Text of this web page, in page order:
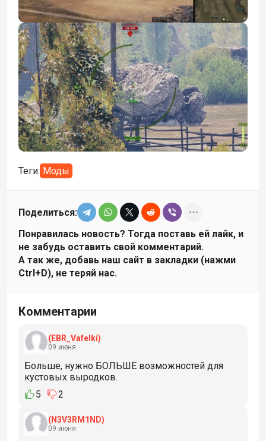
Теги: Моды
Поделиться:
Понравилась новость? Тогда поставь ей лайк, и
не забудь оставить свой комментарий.
А так же, добавь наш сайт в закладки (нажми
Ctrl+D), не теряй нас.
Комментарии
(EBR_Vafelki)
09 июня
Больше, нужно БОЛЬШЕ возможностей для
кустовых выродков.
5
2
(N3V3RM1ND)
09 июня